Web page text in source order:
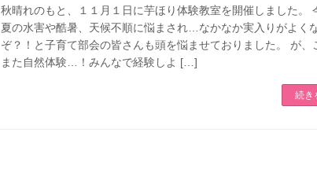
秋晴れのもと、１１月１日に芋ほり体験教室を開催しました。
夏の水害や酷暑、天候不順に悩まされ…なかなか実入りがよく
ぞ？！と子育て部会の皆さんも頭を悩ませておりました。 が、
また自然体験…！みんなで経験しよ […]
続き